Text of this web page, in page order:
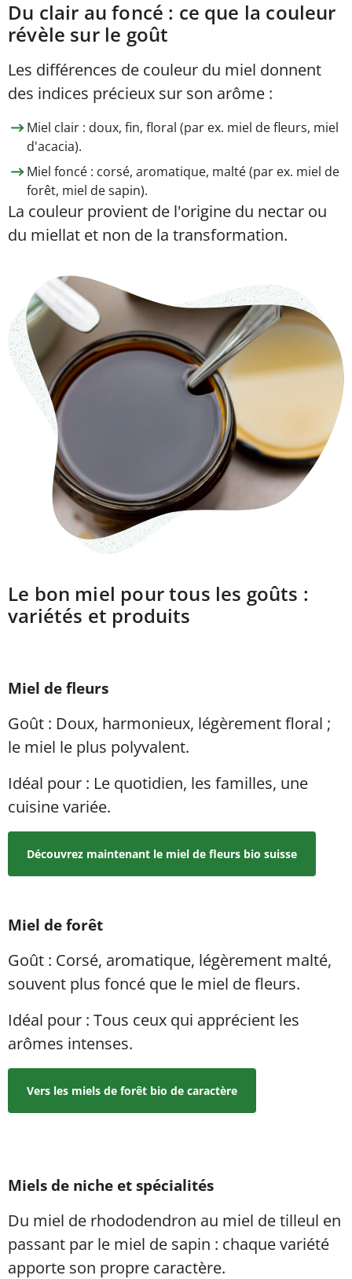
Du clair au foncé : ce que la couleur
révèle sur le goût
Les différences de couleur du miel donnent
des indices précieux sur son arôme :
Miel clair : doux, fin, floral (par ex. miel de fleurs, miel
d'acacia).
Miel foncé : corsé, aromatique, malté (par ex. miel de
forêt, miel de sapin).
La couleur provient de l'origine du nectar ou
du miellat et non de la transformation.
Le bon miel pour tous les goûts :
variétés et produits
Miel de fleurs
Goût : Doux, harmonieux, légèrement floral ;
le miel le plus polyvalent.
Idéal pour : Le quotidien, les familles, une
cuisine variée.
Découvrez maintenant le miel de fleurs bio suisse
Miel de forêt
Goût : Corsé, aromatique, légèrement malté,
souvent plus foncé que le miel de fleurs.
Idéal pour : Tous ceux qui apprécient les
arômes intenses.
Vers les miels de forêt bio de caractère
Miels de niche et spécialités
Du miel de rhododendron au miel de tilleul en
passant par le miel de sapin : chaque variété
apporte son propre caractère.